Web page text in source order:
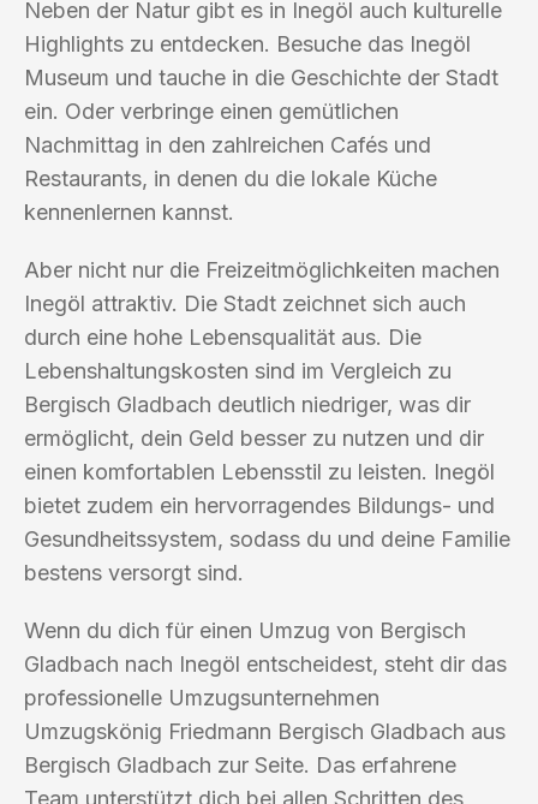
Neben der Natur gibt es in Inegöl auch kulturelle
Highlights zu entdecken. Besuche das Inegöl
Museum und tauche in die Geschichte der Stadt
ein. Oder verbringe einen gemütlichen
Nachmittag in den zahlreichen Cafés und
Restaurants, in denen du die lokale Küche
kennenlernen kannst.
Aber nicht nur die Freizeitmöglichkeiten machen
Inegöl attraktiv. Die Stadt zeichnet sich auch
durch eine hohe Lebensqualität aus. Die
Lebenshaltungskosten sind im Vergleich zu
Bergisch Gladbach deutlich niedriger, was dir
ermöglicht, dein Geld besser zu nutzen und dir
einen komfortablen Lebensstil zu leisten. Inegöl
bietet zudem ein hervorragendes Bildungs- und
Gesundheitssystem, sodass du und deine Familie
bestens versorgt sind.
Wenn du dich für einen Umzug von Bergisch
Gladbach nach Inegöl entscheidest, steht dir das
professionelle Umzugsunternehmen
Umzugskönig Friedmann Bergisch Gladbach aus
Bergisch Gladbach zur Seite. Das erfahrene
Team unterstützt dich bei allen Schritten des